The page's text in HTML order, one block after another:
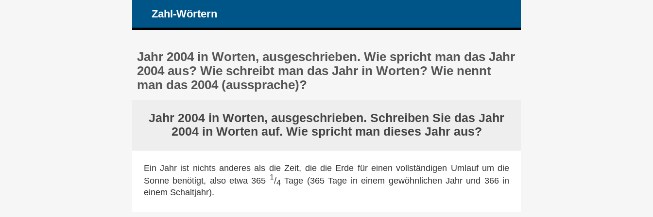
Zahl-Wörtern
Jahr 2004 in Worten, ausgeschrieben. Wie spricht man das Jahr
2004 aus? Wie schreibt man das Jahr in Worten? Wie nennt
man das 2004 (aussprache)?
Jahr 2004 in Worten, ausgeschrieben. Schreiben Sie das Jahr
2004 in Worten auf. Wie spricht man dieses Jahr aus?
Ein Jahr ist nichts anderes als die Zeit, die die Erde für einen vollständigen Umlauf um die
Sonne benötigt, also etwa 365 1/4 Tage (365 Tage in einem gewöhnlichen Jahr und 366 in
einem Schaltjahr).